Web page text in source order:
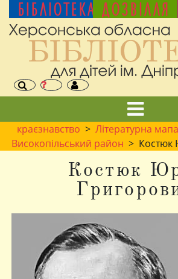
БІБЛІОТЕКА ДОЗВІЛЛЯ
краєзнавство > Літературна
Високопільський район > Костюк
Костюк